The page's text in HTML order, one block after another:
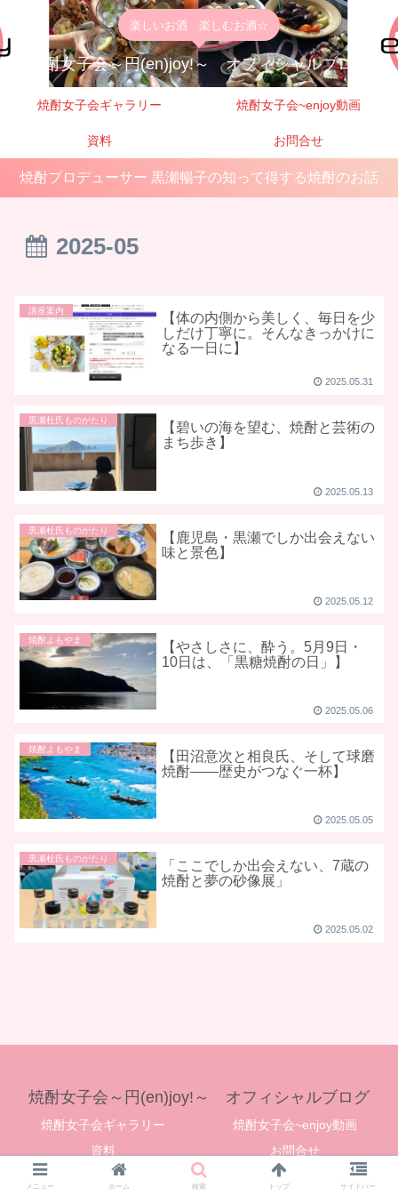
楽しいお酒 楽しむお酒☆
焼酎女子会～円(en)joy!～ オフィシャルブログ
焼酎女子会ギャラリー 焼酎女子会~enjoy動画
資料 お問合せ
焼酎プロデューサー 黒瀬暢子の知って得する焼酎のお話
2025-05
講座案内
【体の内側から美しく、毎日を少
しだけ丁寧に。そんなきっかけに
なる一日に】
2025.05.31
黒瀬杜氏ものがたり
【碧いの海を望む、焼酎と芸術の
まち歩き】
2025.05.13
黒瀬杜氏ものがたり
【鹿児島・黒瀬でしか出会えない
味と景色】
2025.05.12
焼酎よもやま
【やさしさに、酔う。5月9日・
10日は、「黒糖焼酎の日」】
2025.05.06
焼酎よもやま
【田沼意次と相良氏、そして球磨
焼酎――歴史がつなぐ一杯】
2025.05.05
黒瀬杜氏ものがたり
「ここでしか出会えない、7蔵の
焼酎と夢の砂像展」
2025.05.02
焼酎女子会～円(en)joy!～ オフィシャルブログ
焼酎女子会ギャラリー
焼酎女子会~enjoy動画
資料
お問合せ
© 2019 焼酎女子会～円(en)joy!～ オフィシャルブログ.
メニュー ホーム 検索 トップ サイドバー